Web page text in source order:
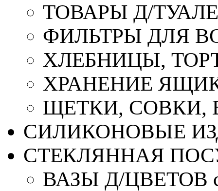
ТОВАРЫ Д/
ФИЛЬТРЫ ДЛЯ
ХЛЕБНИЦЫ,
ХРАНЕНИЕ
ЩЕТКИ, СОВКИ,
СИЛИКОНОВЫЕ
СТЕКЛЯННАЯ
ВАЗЫ Д/ЦВЕТОВ